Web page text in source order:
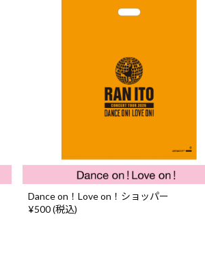
Dance on！Love on！ショッパー
¥500 (税込)